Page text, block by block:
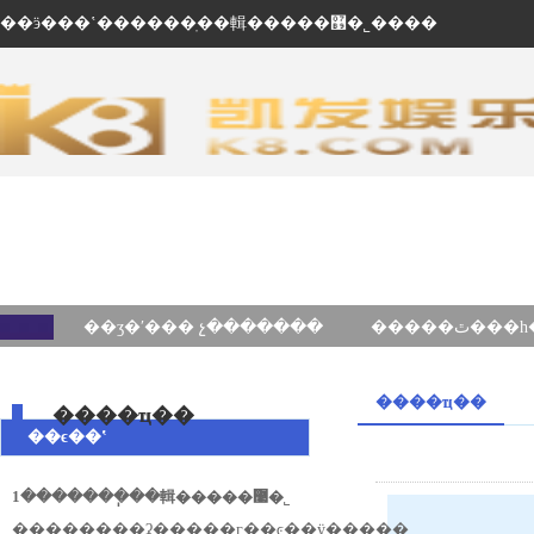
��ӭ���ʽ������ֽ��輯�����޹�˾����
��ʒ�ʹ��� չ�������
����ҵ��
��ϵ��ʽ
1�������ֽ��輯�����޹�˾
��ַ������ʡ�����г��ͼ��ÿ�����
����ҵ��